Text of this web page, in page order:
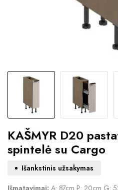
KAŠMYR D20
spintelė su Cargo
Išankstinis užsakymas
Išmatavimai: A: 87cm P: 20cm G: